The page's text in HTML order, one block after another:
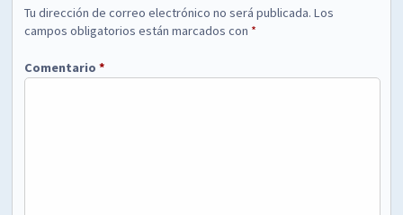
Tu dirección de correo electrónico no será publicada. Los
campos obligatorios están marcados con *
Comentario*